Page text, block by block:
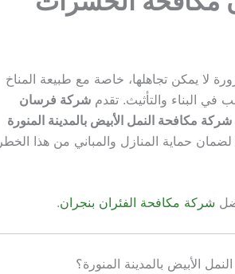
لا يمكن تجاهلها، خاصة مع طبيعة المناخ
البناء والتأثيث. تقدم شركة فرسان
شركة مكافحة النمل الأبيض بالمدينة المنورة
لضمان حماية المنازل والمباني من هذا الخطر
شركة مكافحة الفئران بنجران.
الأبيض بالمدينة المنورة؟